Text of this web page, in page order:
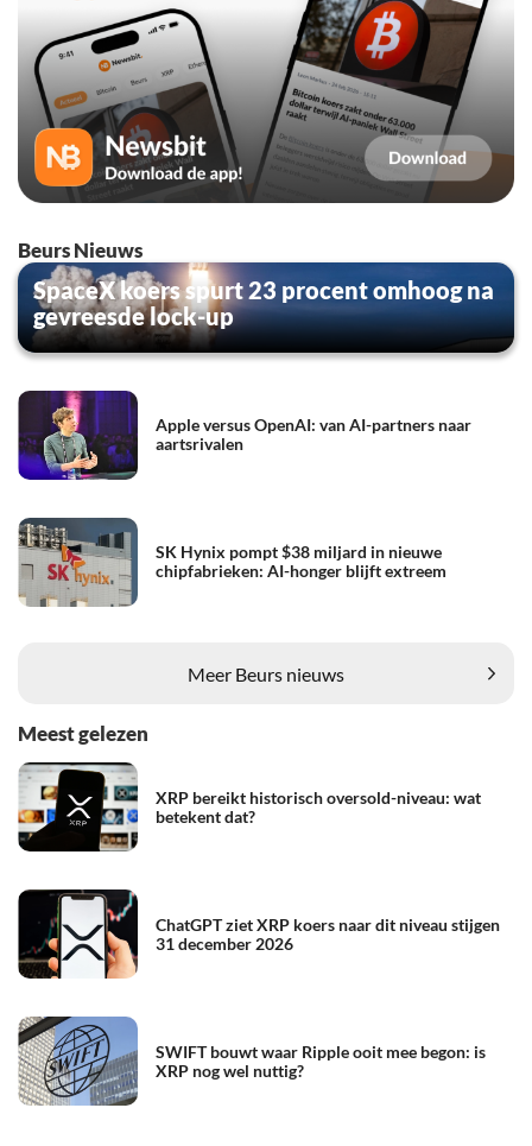
Beurs Nieuws
SpaceX koers spurt 23 procent omhoog na
gevreesde lock-up
Apple versus OpenAI: van AI-partners naar
aartsrivalen
SK Hynix pompt $38 miljard in nieuwe
chipfabrieken: AI-honger blijft extreem
Meer Beurs nieuws
Meest gelezen
XRP bereikt historisch oversold-niveau: wat
betekent dat?
ChatGPT ziet XRP koers naar dit niveau stijgen
31 december 2026
SWIFT bouwt waar Ripple ooit mee begon: is
XRP nog wel nuttig?